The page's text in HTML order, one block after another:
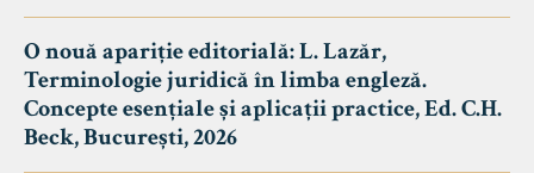
O nouă apariție editorială: L. Lazăr,
Terminologie juridică în limba engleză.
Concepte esențiale și aplicații practice, Ed. C.H.
Beck, București, 2026